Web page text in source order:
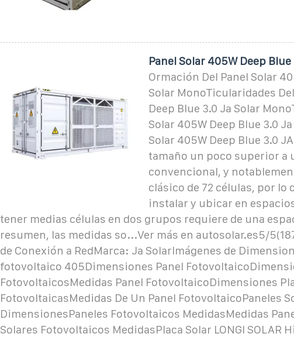
Panel Solar 405W Deep
Ormación Del Panel Solar
Solar MonoTicularidades
Deep Blue 3.0 Ja Solar
Solar 405W Deep Blue 3.0
Solar 405W Deep Blue 3.0
tamaño un poco superior a
convencional, y
clásico de 72 células, por lo
instalar y ubicar en
tener medias células en dos grupos requiere de una
resumen, las medidas so...Ver más en autosolar.es5/
de Conexión a RedMarca: Ja SolarImágenes de
fotovoltaico 405Dimensiones Panel
FotovoltaicosMedidas Panel FotovoltaicoDimensiones
FotovoltaicasMedidas De Un Panel FotovoltaicoPaneles
DimensionesPaneles Fotovoltaicos MedidasMedidas
Solares Fotovoltaicos MedidasPlaca Solar LONGI SOLAR